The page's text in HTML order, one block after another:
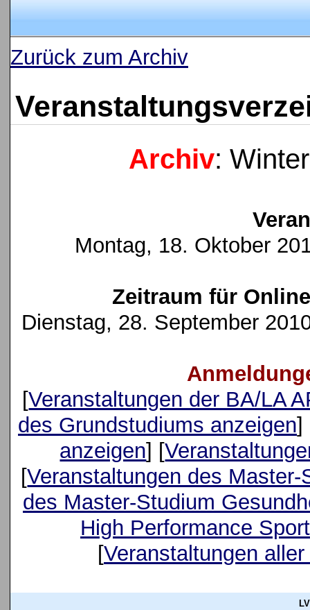
Zurück zum Archiv
Archiv:
Montag, 18. Oktober
Zeitraum für
Dienstag, 28. September
[Veranstaltungen der BA/LA
des Grundstudiums anzeigen]
anzeigen] [
[Veranstaltungen des
des Master-Studium
High Performance
[Veranstaltungen